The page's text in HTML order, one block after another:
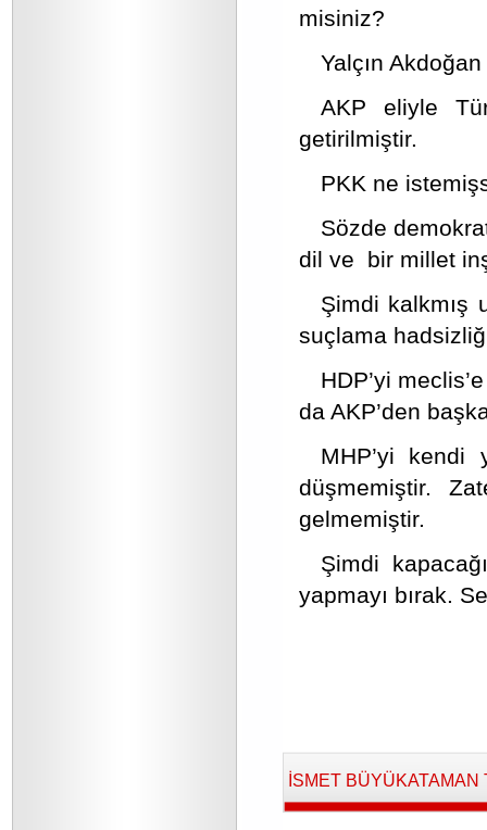
misiniz?
Yalçın
AKP eliyle
getirilmiştir.
PKK ne
Sözde
dil ve bir millet
Şimdi kalkmış
suçlama
HDP’yi
da AKP’den
MHP’yi kendi
düşmemiştir.
gelmemiştir.
Şimdi
yapmayı bırak.
İSMET BÜYÜKATAMAN